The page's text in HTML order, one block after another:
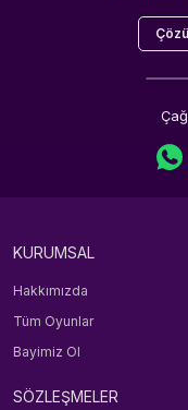
KURUMSAL
Hakkımızda
Tüm Oyunlar
Bayimiz Ol
SÖZLEŞMELER